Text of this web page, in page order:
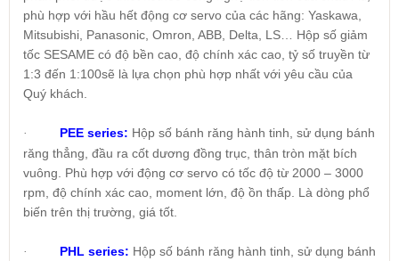
phù hợp với hầu hết động cơ servo của các hãng: Yaskawa,
Mitsubishi, Panasonic, Omron, ABB, Delta, LS… Hộp số giảm
tốc SESAME có độ bền cao, độ chính xác cao, tỷ số truyền từ
1:3 đến 1:100sẽ là lựa chọn phù hợp nhất với yêu cầu của
Quý khách.
· PEE series: Hộp số bánh răng hành tinh, sử dụng bánh
răng thẳng, đầu ra cốt dương đồng trục, thân tròn mặt bích
vuông. Phù hợp với động cơ servo có tốc độ từ 2000 – 3000
rpm, độ chính xác cao, moment lớn, độ ồn thấp. Là dòng phổ
biến trên thị trường, giá tốt.
· PHL series: Hộp số bánh răng hành tinh, sử dụng bánh